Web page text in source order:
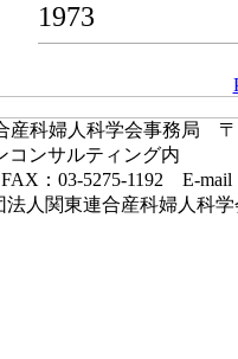
1973
産科婦人科学会事務局 〒
コンサルティング内
：03-5275-1192 E-mail
法人関東連合産科婦人科